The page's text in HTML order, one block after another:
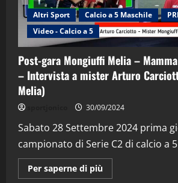
Altri Sport Calcio a 5 Maschile
Video - Calcio a 5
Post-gara Mongiuffi Melia –
– Intervista a mister Arturo
Melia)
30/09/2024
Sabato 28 Settembre 2024 prima
campionato di Serie C2 di calcio a
Per saperne di più
informazioni